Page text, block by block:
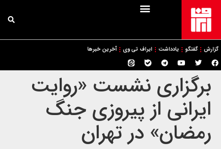
گزارش گفتگو یادداشت ایراف تی وی آخرین خبرها
برگزاری نشست «روایت
ایرانی از پیروزی جنگ
رمضان» در تهران